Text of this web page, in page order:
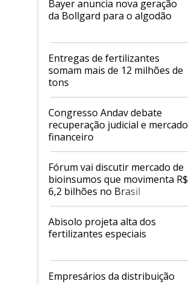
Bayer anuncia nova geração
da Bollgard para o algodão
Entregas de fertilizantes
somam mais de 12 milhões de
tons
Congresso Andav debate
recuperação judicial e mercado
financeiro
Fórum vai discutir mercado de
bioinsumos que movimenta R$
6,2 bilhões no Brasil
Abisolo projeta alta dos
fertilizantes especiais
Empresários da distribuição